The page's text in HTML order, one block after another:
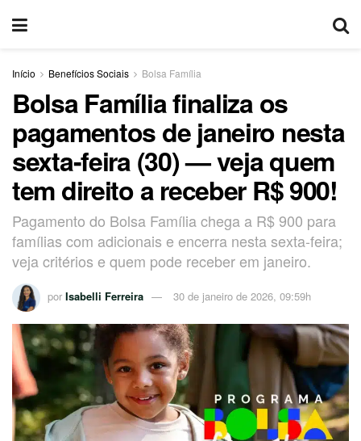
Início Benefícios Sociais Bolsa Família
Bolsa Família finaliza os
pagamentos de janeiro nesta
sexta-feira (30) — veja quem
tem direito a receber R$ 900!
Pagamento do Bolsa Família chega a R$ 900 para
famílias com adicionais e encerra nesta sexta-feira;
veja critérios e quem pode receber em janeiro.
por Isabelli Ferreira 30 de janeiro de 2026, 09:59h